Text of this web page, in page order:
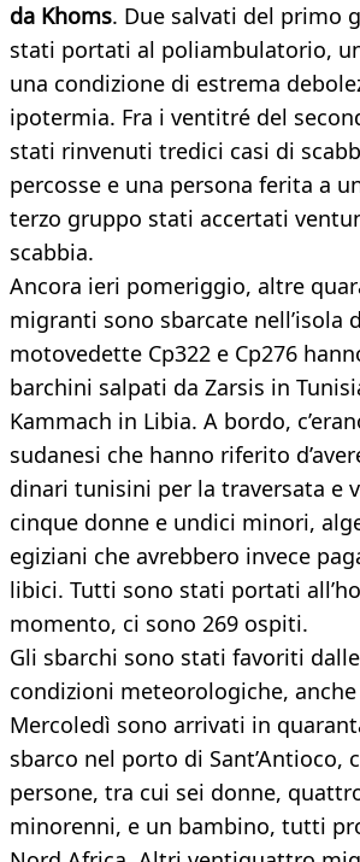
da Khoms. Due salvati del primo
stati portati al poliambulatorio,
una condizione di estrema
ipotermia. Fra i ventitré del
stati rinvenuti tredici casi di
percosse e una persona ferita a
terzo gruppo stati accertati
scabbia.
Ancora ieri pomeriggio, altre
migranti sono sbarcate nell’isola
motovedette Cp322 e Cp276
barchini salpati da Zarsis in
Kammach in Libia. A bordo,
sudanesi che hanno riferito
dinari tunisini per la traversata e
cinque donne e undici minori,
egiziani che avrebbero invece
libici. Tutti sono stati portati
momento, ci sono 269 ospiti.
Gli sbarchi sono stati favoriti
condizioni meteorologiche,
Mercoledì sono arrivati in
sbarco nel porto di Sant’Antioco,
persone, tra cui sei donne,
minorenni, e un bambino, tutti